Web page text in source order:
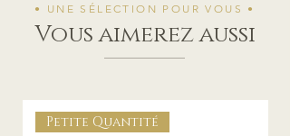
• UNE SÉLECTION POUR VOUS •
Vous aimerez aussi
Petite Quantité